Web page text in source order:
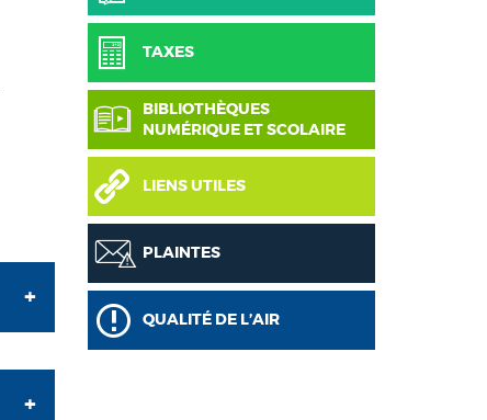
TAXES
BIBLIOTHÈQUES
NUMÉRIQUE ET SCOLAIRE
LIENS UTILES
PLAINTES
QUALITÉ DE L’AIR